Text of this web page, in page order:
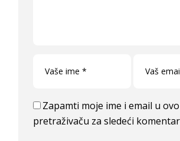
Zapamti moje ime i email u
pretraživaču za sledeći